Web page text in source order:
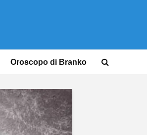
Oroscopo di Branko